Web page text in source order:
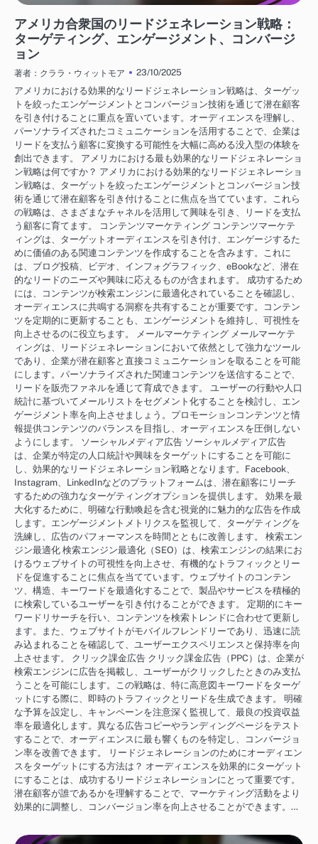
アメリカ合衆国のリードジェネレーション戦略：
ターゲティング、エンゲージメント、コンバージ
ョン
著者：クララ・ウィットモア
23/10/2025
アメリカにおける効果的なリードジェネレーション戦略は、ターゲッ
トを絞ったエンゲージメントとコンバージョン技術を通じて潜在顧客
を引き付けることに重点を置いています。オーディエンスを理解し、
パーソナライズされたコミュニケーションを活用することで、企業は
リードを支払う顧客に変換する可能性を大幅に高める没入型の体験を
創出できます。 アメリカにおける最も効果的なリードジェネレーショ
ン戦略は何ですか？ アメリカにおける効果的なリードジェネレーショ
ン戦略は、ターゲットを絞ったエンゲージメントとコンバージョン技
術を通じて潜在顧客を引き付けることに焦点を当てています。これら
の戦略は、さまざまなチャネルを活用して興味を引き、リードを支払
う顧客に育てます。 コンテンツマーケティング コンテンツマーケテ
ィングは、ターゲットオーディエンスを引き付け、エンゲージするた
めに価値のある関連コンテンツを作成することを含みます。これに
は、ブログ投稿、ビデオ、インフォグラフィック、eBookなど、潜在
的なリードのニーズや興味に応えるものが含まれます。 成功するため
には、コンテンツが検索エンジンに最適化されていることを確認し、
オーディエンスに共鳴する洞察を共有することが重要です。コンテン
ツを定期的に更新することも、エンゲージメントを維持し、可視性を
向上させるのに役立ちます。 メールマーケティング メールマーケテ
ィングは、リードジェネレーションにおいて依然として強力なツール
であり、企業が潜在顧客と直接コミュニケーションを取ることを可能
にします。パーソナライズされた関連コンテンツを送信することで、
リードを販売ファネルを通じて育成できます。 ユーザーの行動や人口
統計に基づいてメールリストをセグメント化することを検討し、エン
ゲージメント率を向上させましょう。プロモーションコンテンツと情
報提供コンテンツのバランスを目指し、オーディエンスを圧倒しない
ようにします。 ソーシャルメディア広告 ソーシャルメディア広告
は、企業が特定の人口統計や興味をターゲットにすることを可能に
し、効果的なリードジェネレーション戦略となります。Facebook、
Instagram、LinkedInなどのプラットフォームは、潜在顧客にリーチ
するための強力なターゲティングオプションを提供します。 効果を最
大化するために、明確な行動喚起を含む視覚的に魅力的な広告を作成
します。エンゲージメントメトリクスを監視して、ターゲティングを
洗練し、広告のパフォーマンスを時間とともに改善します。 検索エン
ジン最適化 検索エンジン最適化（SEO）は、検索エンジンの結果にお
けるウェブサイトの可視性を向上させ、有機的なトラフィックとリー
ドを促進することに焦点を当てています。ウェブサイトのコンテン
ツ、構造、キーワードを最適化することで、製品やサービスを積極的
に検索しているユーザーを引き付けることができます。 定期的にキー
ワードリサーチを行い、コンテンツを検索トレンドに合わせて更新し
ます。また、ウェブサイトがモバイルフレンドリーであり、迅速に読
み込まれることを確認して、ユーザーエクスペリエンスと保持率を向
上させます。 クリック課金広告 クリック課金広告（PPC）は、企業が
検索エンジンに広告を掲載し、ユーザーがクリックしたときのみ支払
うことを可能にします。この戦略は、特に高意図キーワードをターゲ
ットにする際に、即時のトラフィックとリードを生成できます。 明確
な予算を設定し、キャンペーンを注意深く監視して、最良の投資収益
率を最適化します。異なる広告コピーやランディングページをテスト
することで、オーディエンスに最も響くものを特定し、コンバージョ
ン率を改善できます。 リードジェネレーションのためにオーディエン
スをターゲットにする方法は？ オーディエンスを効果的にターゲット
にすることは、成功するリードジェネレーションにとって重要です。
潜在顧客が誰であるかを理解することで、マーケティング活動をより
効果的に調整し、コンバージョン率を向上させることができます。…